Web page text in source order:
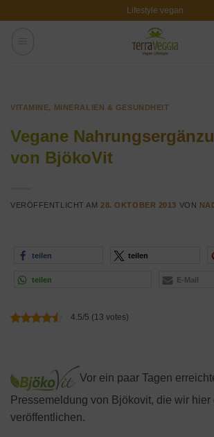
Lifestyle vegan
VITAMINE, MINERALIEN & GESUNDHEIT
Vegane
von BjökoVit
VERÖFFENTLICHT AM 28. OKTOBER 2013 VON
teilen teilen
teilen E-Mail
4.5/5 (13 votes)
Vor ein paar Tagen
Pressemeldung von Bjökovit, die wir hier
veröffentlichen.